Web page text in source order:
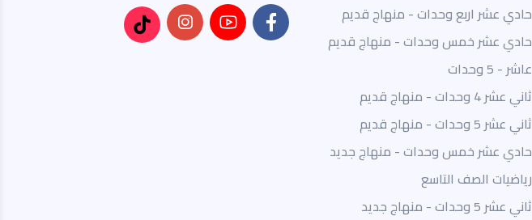
حادي عشر اربع وحدات - منهاج قديم
حادي عشر خمس وحدات - منهاج قديم
عاشر - 5 وحدات
ثاني عشر 4 وحدات - منهاج قديم
ثاني عشر 5 وحدات - منهاج قديم
حادي عشر خمس وحدات - منهاج جديد
رياضيات الصف التاسع
ثاني عشر 5 وحدات - منهاج جديد